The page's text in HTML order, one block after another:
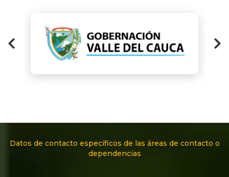
Datos de contacto específicos de las áreas de contacto o
dependencias